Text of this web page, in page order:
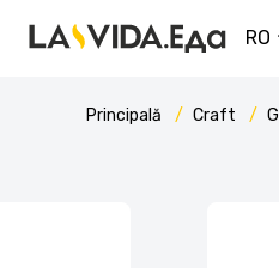
RO
Principală Craft